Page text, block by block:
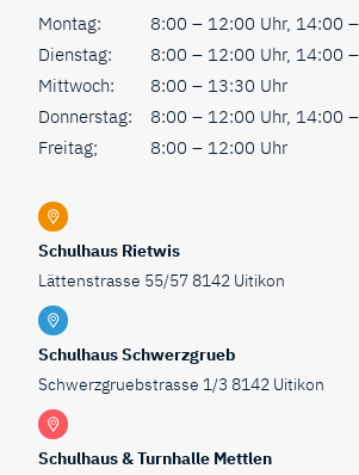
Montag:
8:00 – 12:00 Uhr, 14:00
Dienstag:
8:00 – 12:00 Uhr, 14:00
Mittwoch:
8:00 – 13:30 Uhr
Donnerstag:
8:00 – 12:00 Uhr, 14:00
Freitag;
8:00 – 12:00 Uhr
Schulhaus Rietwis
Lättenstrasse 55/57 8142 Uitikon
Schulhaus Schwerzgrueb
Schwerzgruebstrasse 1/3 8142 Uitikon
Schulhaus & Turnhalle Mettlen